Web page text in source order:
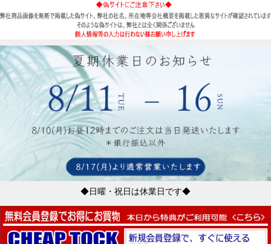
◆日曜・祝日は休業日です◆